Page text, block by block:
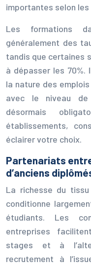
importantes selon
Les formations
généralement des
tandis que certaines
à dépasser les 70%.
la nature des
avec le niveau de
désormais
établissements,
éclairer votre choix.
Partenariats
d’anciens
La richesse du tissu
conditionne
étudiants. Les
entreprises
stages et à
recrutement à